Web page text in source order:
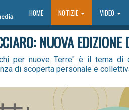
HOMEHOME NOTIZIE VIDEO
NUOVA
per nuove Terre" è il tema
di scoperta personale e